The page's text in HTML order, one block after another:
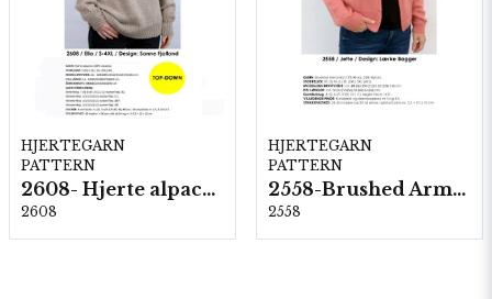
HJERTEGARN
PATTERN
2608- Hjerte alpacka
2608
HJERTEGARN
PATTERN
2558-Brushed Armonia
2558